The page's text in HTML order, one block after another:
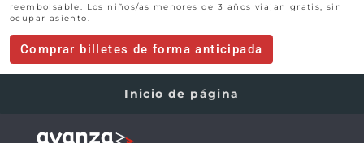
reembolsable. Los niños/as menores de 3 años viajan gratis, sin
ocupar asiento.
Comprar billetes de forma anticipada
Inicio de página